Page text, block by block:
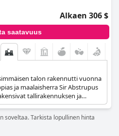
Alkaen 306 $
saatavuus
talon rakennutti vuonna
ja maalaisherra Sir Abstrupus
tallirakennuksen ja
puistoja ja luotiin viiden
Cunliffe-Lister osti linnan 68-
lisäsi
ruokasalia. Vuodesta 1976
soveltaa. Tarkista lopullinen hinta